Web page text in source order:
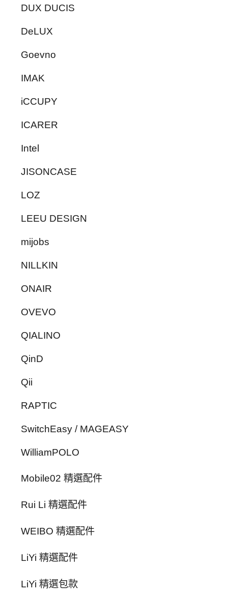
DUX DUCIS
DeLUX
Goevno
IMAK
iCCUPY
ICARER
Intel
JISONCASE
LOZ
LEEU DESIGN
mijobs
NILLKIN
ONAIR
OVEVO
QIALINO
QinD
Qii
RAPTIC
SwitchEasy / MAGEASY
WilliamPOLO
Mobile02 精選配件
Rui Li 精選配件
WEIBO 精選配件
LiYi 精選配件
LiYi 精選包款